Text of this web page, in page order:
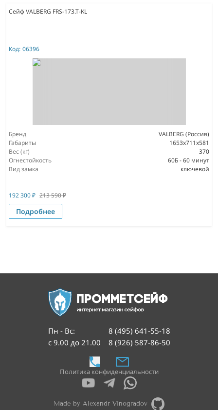
Сейф VALBERG FRS-173.T-KL
Код: 06396
Бренд
VALBERG (Россия)
Габариты
1653x711x581
Вес (кг)
370
Огнестойкость
60Б - 60 минут
Вид замка
ключевой
192 300₽ 213 590₽
Подробнее
Пн - Вс:
с 9.00 до 21.00
8 (495) 641-55-18
8 (926) 587-86-50
Политика конфиденциальности
Made by Alexandr Vinogradov